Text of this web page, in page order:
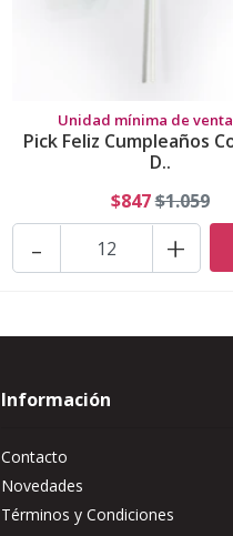
Unidad mínima de
Pick Feliz Cumpleaños
D..
$847$1.059
+
-
Información
Contacto
Novedades
Términos y Condiciones